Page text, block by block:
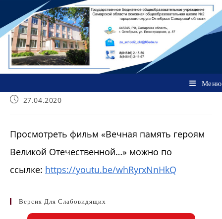
содержимому
Меню
Запись27.04.2020
Просмотреть фильм «Вечная память героям
Великой Отечественной…» можно по
ссылке: https://youtu.be/whRyrxNnHkQ
Версия Для Слабовидящих